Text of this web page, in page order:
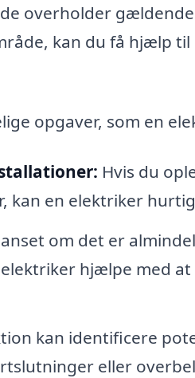
overholder
kan du få hjælp
opgaver, som en
Hvis du
kan en elektriker
om det er
hjælpe med
kan identificere
eller